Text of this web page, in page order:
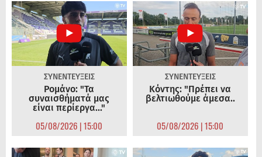
ΣΥΝΕΝΤΕΥΞΕΙΣ
Ρομάνο: "Τα
συναισθήματά μας
είναι περίεργα..."
05/08/2026 | 15:00
ΣΥΝΕΝΤΕΥΞΕΙΣ
Κόντης: "Πρέπει να
βελτιωθούμε άμεσα..
05/08/2026 | 15:00